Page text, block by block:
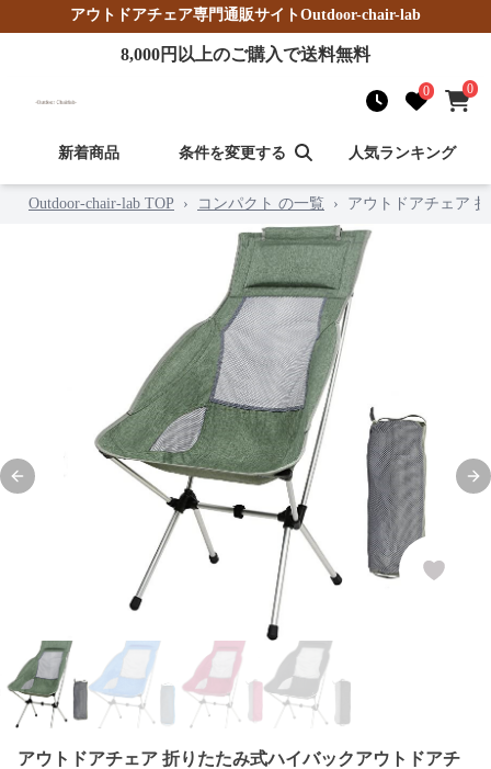
アウトドアチェア専門通販サイトOutdoor-chair-lab
8,000円以上のご購入で送料無料
0 0
新着商品 条件を変更する 人気ランキング
Outdoor-chair-lab TOP › コンパクト の一覧 › アウトドアチェア
Previous slide
アウトドアチェア 折りたたみ式ハイバックアウトドアチ